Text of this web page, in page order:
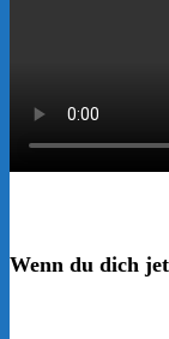
Wenn du dich